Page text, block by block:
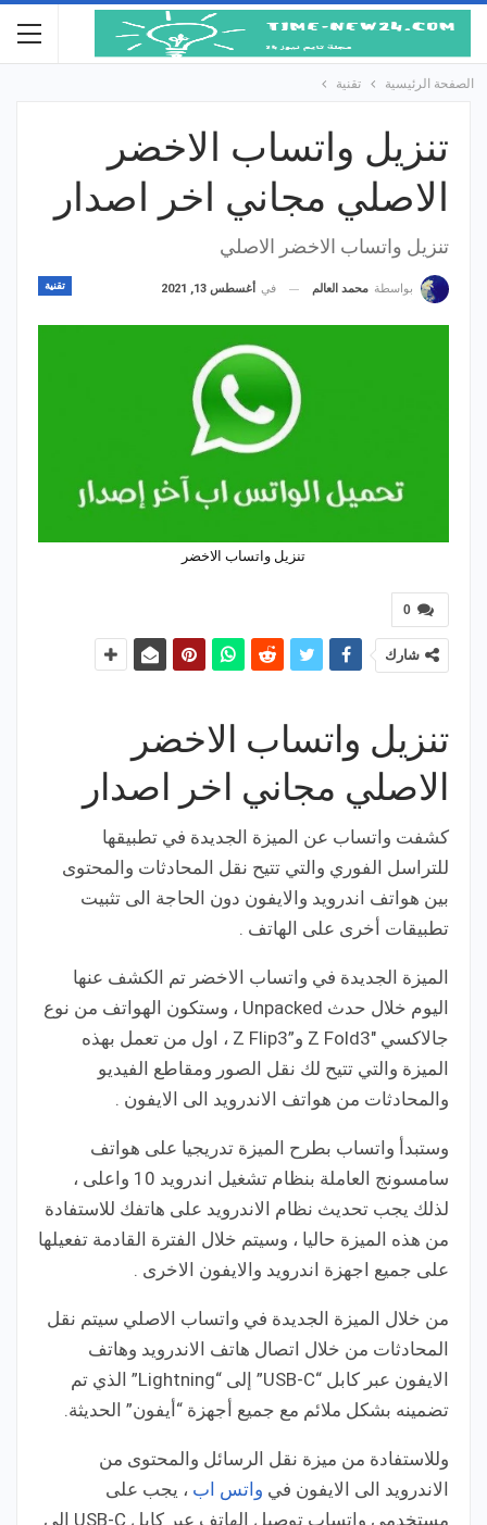
الصفحة الرئيسية تقنية
تنزيل واتساب الاخضر
الاصلي مجاني اخر اصدار
تنزيل واتساب الاخضر الاصلي
تقنية بواسطة محمد العالم في أغسطس 13, 2021
تنزيل واتساب الاخضر
0
شارك
تنزيل واتساب الاخضر
الاصلي مجاني اخر اصدار
كشفت واتساب عن الميزة الجديدة في تطبيقها
للتراسل الفوري والتي تتيح نقل المحادثات والمحتوى
بين هواتف اندرويد والايفون دون الحاجة الى تثبيت
تطبيقات أخرى على الهاتف .
الميزة الجديدة في واتساب الاخضر تم الكشف عنها
اليوم خلال حدث Unpacked ، وستكون الهواتف من نوع
جالاكسي Z Fold3″ و”Z Flip3 ، اول من تعمل بهذه
الميزة والتي تتيح لك نقل الصور ومقاطع الفيديو
والمحادثات من هواتف الاندرويد الى الايفون .
وستبدأ واتساب بطرح الميزة تدريجيا على هواتف
سامسونج العاملة بنظام تشغيل اندرويد 10 واعلى ،
لذلك يجب تحديث نظام الاندرويد على هاتفك للاستفادة
من هذه الميزة حاليا ، وسيتم خلال الفترة القادمة تفعيلها
على جميع اجهزة اندرويد والايفون الاخرى .
من خلال الميزة الجديدة في واتساب الاصلي سيتم نقل
المحادثات من خلال اتصال هاتف الاندرويد وهاتف
الايفون عبر كابل “USB-C” إلى “Lightning” الذي تم
تضمينه بشكل ملائم مع جميع أجهزة “أيفون” الحديثة.
وللاستفادة من ميزة نقل الرسائل والمحتوى من
الاندرويد الى الايفون في واتس اب ، يجب على
مستخدمي واتساب توصيل الهاتف عبر كابل USB-C إلى